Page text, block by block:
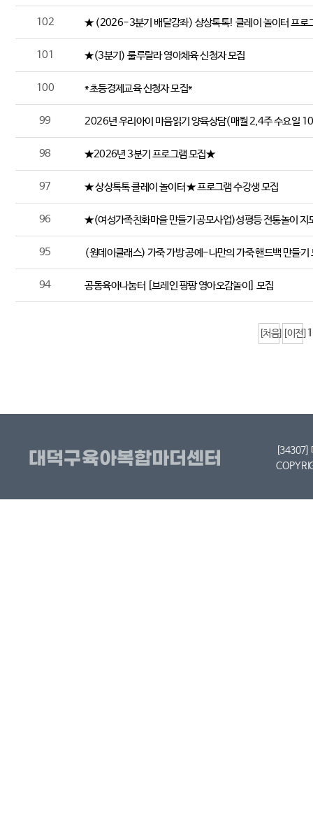
102 ★ (2026-3분기 배달강좌) 상상톡톡! 클레이 놀이터 프로
101 ★(3분기) 룰루랄라 영아체육 신청자 모집
100 *초등경제교육 신청자 모집*
99 2026년 우리아이 마음읽기 양육상담(매월 2,4주 수요일
98 ★2026년 3분기 프로그램 모집★
97 ★ 상상톡톡 클레이 놀이터 ★ 프로그램 수강생 모집
96 ★(여성가족친화마을 만들기 공모사업)성평등 전통놀이
95 (원데이클래스) 가죽 가방 공예-나만의 가죽 핸드백 만들기
94 공동육아나눔터 [브레인 팡팡 영아오감놀이] 모집
[처음] [이전] 1
[34307]